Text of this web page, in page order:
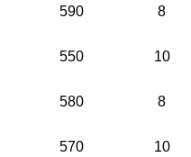
590 8
550 10
580 8
570 10